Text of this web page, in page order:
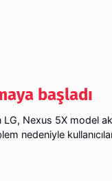
başladı
Nexus 5X model
nedeniyle